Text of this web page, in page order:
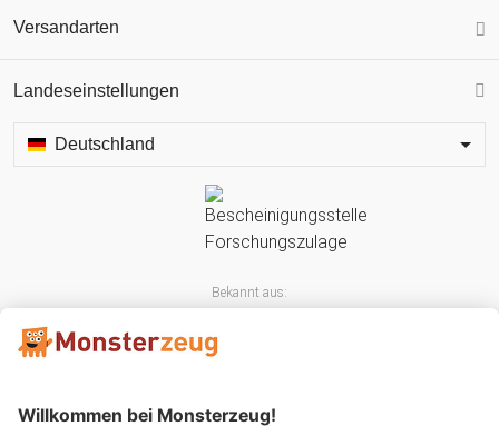
Versandarten
Landeseinstellungen
Deutschland
Bekannt aus: